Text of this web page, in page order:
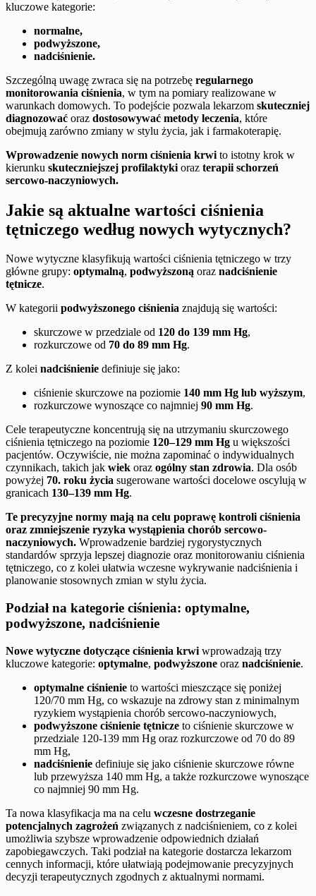
kluczowe kategorie:
normalne,
podwyższone,
nadciśnienie.
Szczególną uwagę zwraca się na potrzebę regularnego
monitorowania ciśnienia, w tym na pomiary realizowane w
warunkach domowych. To podejście pozwala lekarzom skuteczniej
diagnozować oraz dostosowywać metody leczenia, które
obejmują zarówno zmiany w stylu życia, jak i farmakoterapię.
Wprowadzenie nowych norm ciśnienia krwi to istotny krok w
kierunku skuteczniejszej profilaktyki oraz terapii schorzeń
sercowo-naczyniowych.
Jakie są aktualne wartości ciśnienia
tętniczego według nowych wytycznych?
Nowe wytyczne klasyfikują wartości ciśnienia tętniczego w trzy
główne grupy: optymalną, podwyższoną oraz nadciśnienie
tętnicze.
W kategorii podwyższonego ciśnienia znajdują się wartości:
skurczowe w przedziale od 120 do 139 mm Hg,
rozkurczowe od 70 do 89 mm Hg.
Z kolei nadciśnienie definiuje się jako:
ciśnienie skurczowe na poziomie 140 mm Hg lub wyższym,
rozkurczowe wynoszące co najmniej 90 mm Hg.
Cele terapeutyczne koncentrują się na utrzymaniu skurczowego
ciśnienia tętniczego na poziomie 120–129 mm Hg u większości
pacjentów. Oczywiście, nie można zapominać o indywidualnych
czynnikach, takich jak wiek oraz ogólny stan zdrowia. Dla osób
powyżej 70. roku życia sugerowane wartości docelowe oscylują w
granicach 130–139 mm Hg.
Te precyzyjne normy mają na celu poprawę kontroli ciśnienia
oraz zmniejszenie ryzyka wystąpienia chorób sercowo-
naczyniowych. Wprowadzenie bardziej rygorystycznych
standardów sprzyja lepszej diagnozie oraz monitorowaniu ciśnienia
tętniczego, co z kolei ułatwia wczesne wykrywanie nadciśnienia i
planowanie stosownych zmian w stylu życia.
Podział na kategorie ciśnienia: optymalne,
podwyższone, nadciśnienie
Nowe wytyczne dotyczące ciśnienia krwi wprowadzają trzy
kluczowe kategorie: optymalne, podwyższone oraz nadciśnienie.
optymalne ciśnienie to wartości mieszczące się poniżej
120/70 mm Hg, co wskazuje na zdrowy stan z minimalnym
ryzykiem wystąpienia chorób sercowo-naczyniowych,
podwyższone ciśnienie tętnicze to ciśnienie skurczowe w
przedziale 120-139 mm Hg oraz rozkurczowe od 70 do 89
mm Hg,
nadciśnienie definiuje się jako ciśnienie skurczowe równe
lub przewyższa 140 mm Hg, a także rozkurczowe wynoszące
co najmniej 90 mm Hg.
Ta nowa klasyfikacja ma na celu wczesne dostrzeganie
potencjalnych zagrożeń związanych z nadciśnieniem, co z kolei
umożliwia szybsze wprowadzenie odpowiednich działań
zapobiegawczych. Taki podział na kategorie dostarcza lekarzom
cennych informacji, które ułatwiają podejmowanie precyzyjnych
decyzji terapeutycznych zgodnych z aktualnymi normami.